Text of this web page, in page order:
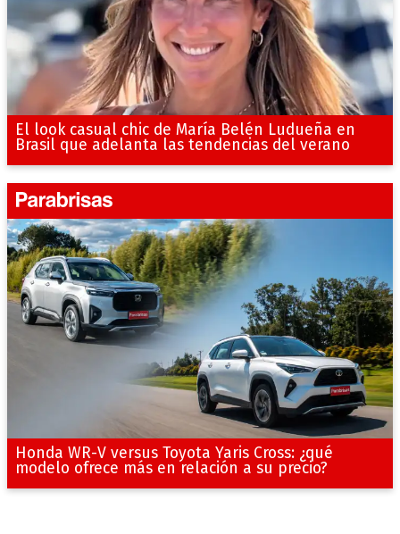
El look casual chic de María Belén Ludueña en
Brasil que adelanta las tendencias del verano
Honda WR-V versus Toyota Yaris Cross: ¿qué
modelo ofrece más en relación a su precio?